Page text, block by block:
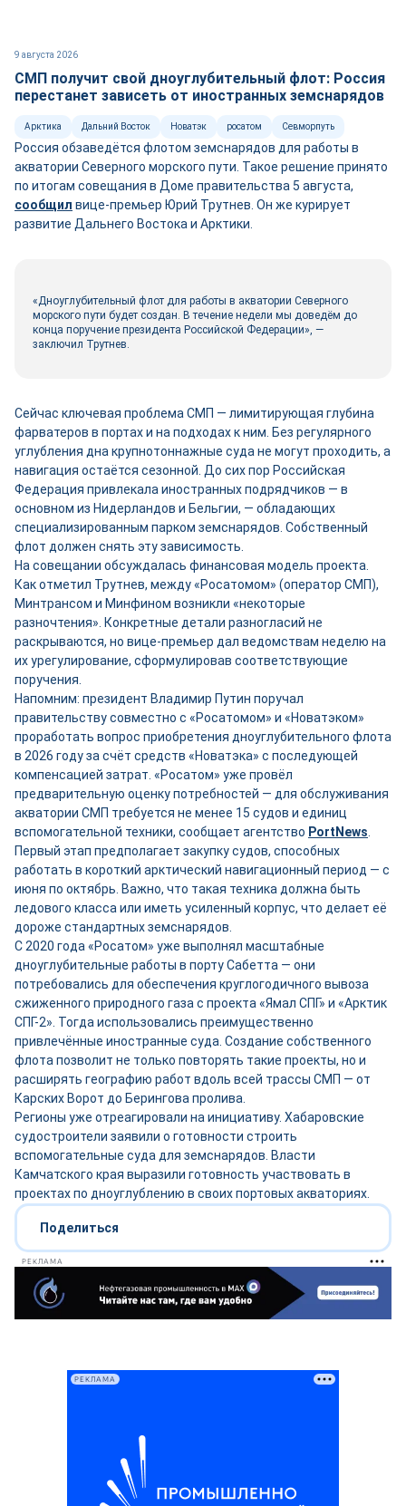
9 августа 2026
СМП получит свой дноуглубительный флот: Россия
перестанет зависеть от иностранных земснарядов
Арктика Дальний Восток Новатэк росатом Севморпуть
Россия обзаведётся флотом земснарядов для работы в
акватории Северного морского пути. Такое решение принято
по итогам совещания в Доме правительства 5 августа,
сообщил вице-премьер Юрий Трутнев. Он же курирует
развитие Дальнего Востока и Арктики.
«Дноуглубительный флот для работы в акватории Северного
морского пути будет создан. В течение недели мы доведём до
конца поручение президента Российской Федерации», —
заключил Трутнев.
Сейчас ключевая проблема СМП — лимитирующая глубина
фарватеров в портах и на подходах к ним. Без регулярного
углубления дна крупнотоннажные суда не могут проходить, а
навигация остаётся сезонной. До сих пор Российская
Федерация привлекала иностранных подрядчиков — в
основном из Нидерландов и Бельгии, — обладающих
специализированным парком земснарядов. Собственный
флот должен снять эту зависимость.
На совещании обсуждалась финансовая модель проекта.
Как отметил Трутнев, между «Росатомом» (оператор СМП),
Минтрансом и Минфином возникли «некоторые
разночтения». Конкретные детали разногласий не
раскрываются, но вице-премьер дал ведомствам неделю на
их урегулирование, сформулировав соответствующие
поручения.
Напомним: президент Владимир Путин поручал
правительству совместно с «Росатомом» и «Новатэком»
проработать вопрос приобретения дноуглубительного флота
в 2026 году за счёт средств «Новатэка» с последующей
компенсацией затрат. «Росатом» уже провёл
предварительную оценку потребностей — для обслуживания
акватории СМП требуется не менее 15 судов и единиц
вспомогательной техники, сообщает агентство PortNews
Первый этап предполагает закупку судов, способных
работать в короткий арктический навигационный период — с
июня по октябрь. Важно, что такая техника должна быть
ледового класса или иметь усиленный корпус, что делает её
дороже стандартных земснарядов.
С 2020 года «Росатом» уже выполнял масштабные
дноуглубительные работы в порту Сабетта — они
потребовались для обеспечения круглогодичного вывоза
сжиженного природного газа с проекта «Ямал СПГ» и «Арктик
СПГ-2». Тогда использовались преимущественно
привлечённые иностранные суда. Создание собственного
флота позволит не только повторять такие проекты, но и
расширять географию работ вдоль всей трассы СМП — от
Карских Ворот до Берингова пролива.
Регионы уже отреагировали на инициативу. Хабаровские
судостроители заявили о готовности строить
вспомогательные суда для земснарядов. Власти
Камчатского края выразили готовность участвовать в
проектах по дноуглублению в своих портовых акваториях.
Поделиться
РЕКЛАМА
РЕКЛАМА